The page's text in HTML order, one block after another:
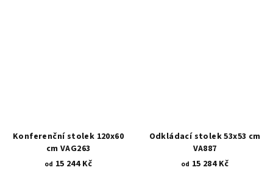
Konferenční stolek 120x60
cm VAG263
od 15 244 Kč
Odkládací stolek 53x53 cm
VA887
od 15 284 Kč